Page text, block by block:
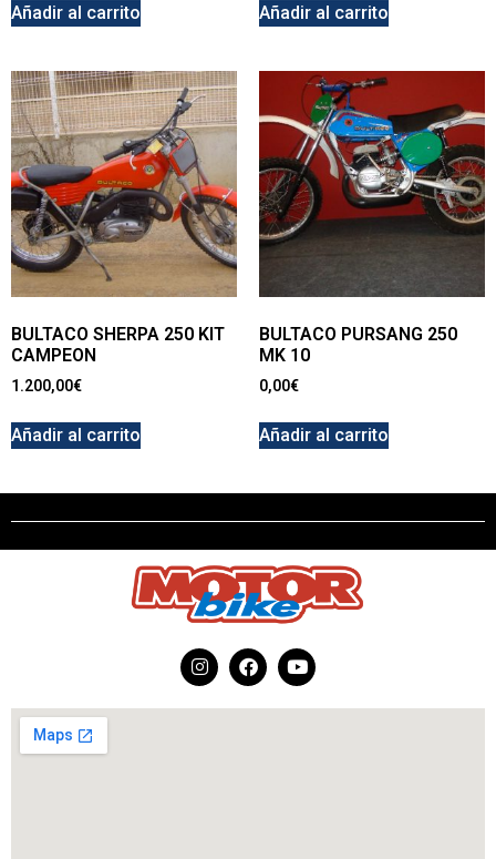
Añadir al carrito Añadir al carrito
BULTACO SHERPA 250 KIT
CAMPEON
1.200,00€
Añadir al carrito
BULTACO PURSANG 250
MK 10
0,00€
Añadir al carrito